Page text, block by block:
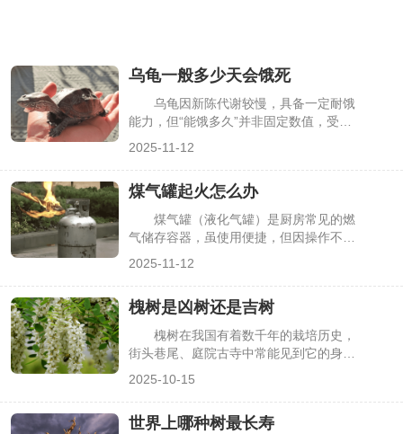
乌龟一般多少天会饿死
乌龟因新陈代谢较慢，具备一定耐饿
能力，但“能饿多久”并非固定数值，受品
种、年龄、环境温度等因素影响差异较
验不足，误判乌龟耐饿时间，导致乌龟因
长期断食出现健康问题。理清不同情况下
乌龟的耐饿极限及断食风险，才能更好地
保障乌龟生存，下面详细介绍相关要点。
2025-11-12
煤气罐起火怎么办
煤气罐（液化气罐）是厨房常见的燃
气储存容器，虽使用便捷，但因操作不
离，易导致火势扩大甚至引发爆炸。掌握
科学的紧急处置方法，能在关键时刻控制
火情、降低风险，保障自身与家庭安全，
下面详细介绍具体应对要点。
2025-11-12
槐树是凶树还是吉树
槐树在我国有着数千年的栽培历史，
街头巷尾、庭院古寺中常能见到它的身
人说它是“吉树”，象征吉祥长寿；也有人
认为它是“凶树”，与“鬼”“阴”相关联。这种
2025-10-15
世界上哪种树最长寿